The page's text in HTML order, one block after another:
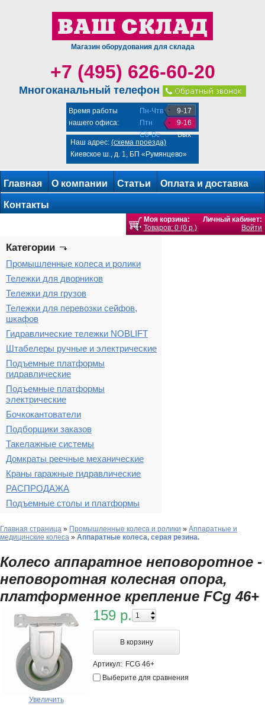
Магазин оборудования для склада
+7 (495) 626-60-20
Многоканальный телефон
Время работы
нашего офиса:
Пн-Чтв
Птн
Сб-Вс
9-17
9-16
Вых
Наш адрес: (схема проезда)
Киевское ш., д. 1, БП «Румянцево»
Главная О компании Статьи Оплата и доставка
Контакты
Моя корзина:
Товаров: 0 (0 р.)
Личный кабинет:
Войти
Категории
Промышленные колеса и ролики
Тележки для дворников
Тележки для грузов
Тележки для перевозки сейфов,
шкафов
Гидравлические тележки NOBLIFT
Штабелеры ручные и электрические
Подъемные платформы
гидравлические
Подъемные платформы
электрические
Бочкокантователи
Подборщики заказов
Такелажные системы
Домкраты реечные механические
Краны гаражные гидравлические
РАСПРОДАЖА
Подъемные столы и платформы
Главная страница » Промышленные колеса и ролики » Аппаратные и
медицинские колеса » Аппаратные колеса, серая резина.
Колесо аппаратное неповоротное -
неповоротная колесная опора,
платформенное крепление FCg 46+
Увеличить
159 р.
В корзину
Артикул: FCG 46+
Выберите для сравнения